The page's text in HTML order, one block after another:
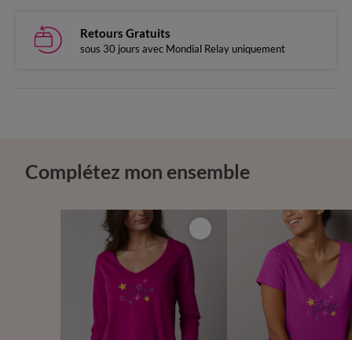
Retours Gratuits
sous 30 jours avec Mondial Relay uniquement
Complétez mon ensemble